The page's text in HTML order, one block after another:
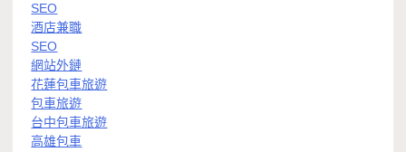
SEO
酒店兼職
SEO
網站外鏈
花蓮包車旅遊
包車旅遊
台中包車旅遊
高雄包車